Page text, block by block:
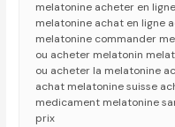
melatonine acheter en
melatonine achat en ligne
melatonine commander
ou acheter melatonin
ou acheter la melatonine
achat melatonine suisse
medicament melatonine
prix